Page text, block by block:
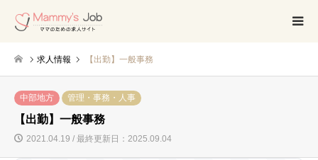
求人情報 【出勤】一般事務
中部地方 管理・事務・人事
【出勤】一般事務
2021.04.19 / 最終更新日：2025.09.04